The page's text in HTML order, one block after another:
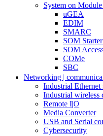
System on Module
uGEA
EDIM
SMARC
SOM
SOM
COMe
SBC
Networking |
Industrial Ethernet
Industrial wireless
Remote I|O
Media Converter
USB and Serial
Cybersecurity